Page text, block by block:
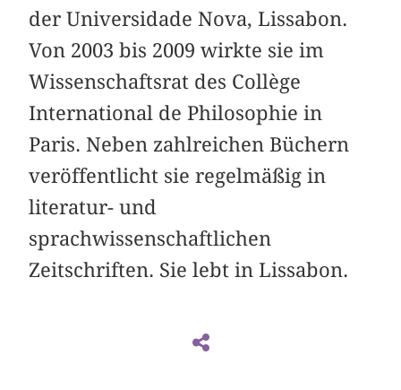
der Universidade Nova, Lissabon.
Von 2003 bis 2009 wirkte sie im
Wissenschaftsrat des Collège
International de Philosophie in
Paris. Neben zahlreichen Büchern
veröffentlicht sie regelmäßig in
literatur- und
sprachwissenschaftlichen
Zeitschriften. Sie lebt in Lissabon.